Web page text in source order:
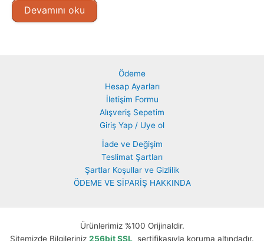
Devamını oku
Ödeme
Hesap Ayarları
İletişim Formu
Alışveriş Sepetim
Giriş Yap / Uye ol
İade ve Değişim
Teslimat Şartları
Şartlar Koşullar ve Gizlilik
ÖDEME VE SİPARİŞ HAKKINDA
Ürünlerimiz %100 Orijinaldir.
Sitemizde Bilgileriniz 256bit SSL sertifikasıyla koruma altındadır.